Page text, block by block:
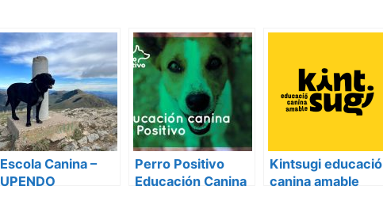
Escola Canina –
UPENDO
Perro Positivo
Educación Canina
Kintsugi educació
canina amable